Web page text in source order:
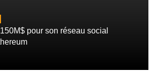
pour son réseau social